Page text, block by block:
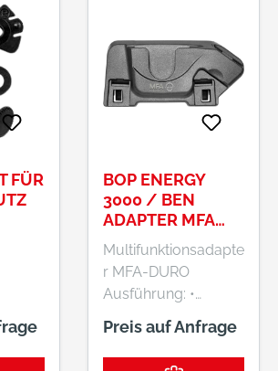
FÜR
BOP ENERGY
3000 / BEN
ADAPTER MFA
DURO
Multifunktionsadapte
r MFA-DURO
Ausführung: •
SCHUBERTH-
Duroplast-Helmen •
Preis auf Anfrage